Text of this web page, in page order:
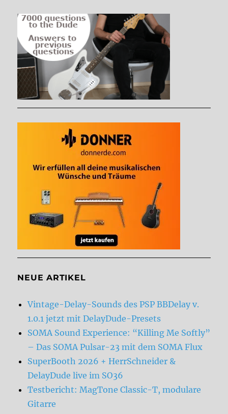
NEUE ARTIKEL
Vintage-Delay-Sounds des PSP BBDelay v.
1.0.1 jetzt mit DelayDude-Presets
SOMA Sound Experience: “Killing Me Softly”
– Das SOMA Pulsar-23 mit dem SOMA Flux
SuperBooth 2026 + HerrSchneider &
DelayDude live im SO36
Testbericht: MagTone Classic-T, modulare
Gitarre